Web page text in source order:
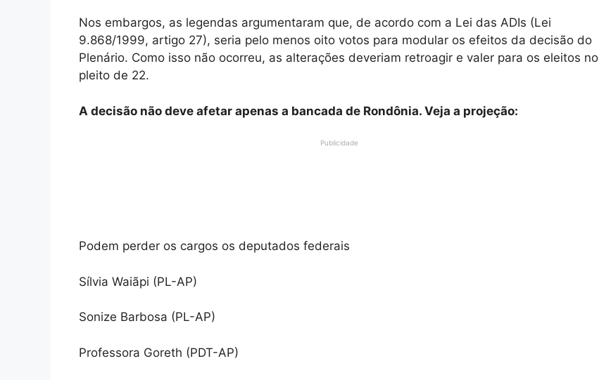
Nos embargos, as legendas argumentaram que, de acordo com a Lei das ADIs (Lei
9.868/1999, artigo 27), seria pelo menos oito votos para modular os efeitos da decisão do
Plenário. Como isso não ocorreu, as alterações deveriam retroagir e valer para os eleitos no
pleito de 22.
A decisão não deve afetar apenas a bancada de Rondônia. Veja a projeção:
Publicidade
Podem perder os cargos os deputados federais
Sílvia Waiãpi (PL-AP)
Sonize Barbosa (PL-AP)
Professora Goreth (PDT-AP)